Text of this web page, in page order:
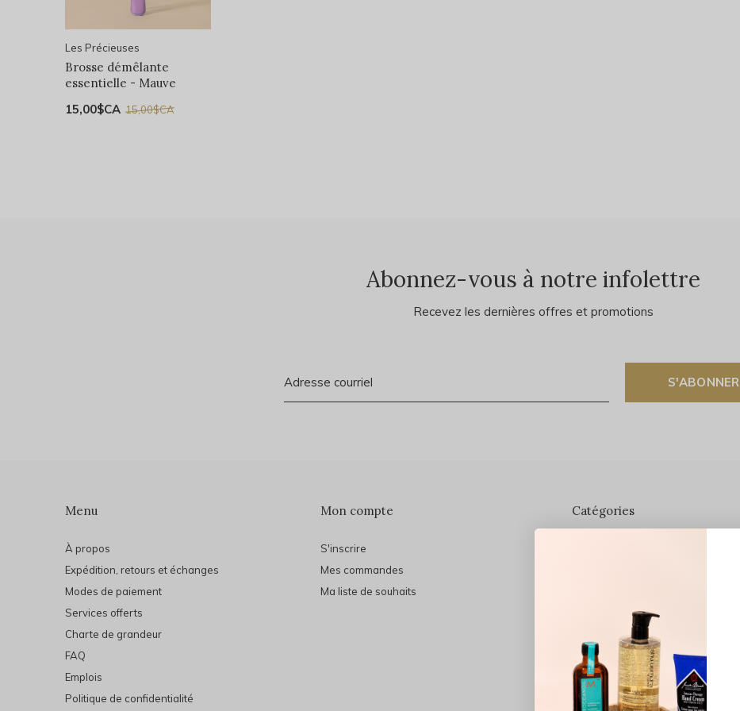
Les Précieuses
Brosse démêlante
essentielle - Mauve
15,00$CA 15,00$CA
Abonnez-vous à notre infolettre
Recevez les dernières offres et promotions
S'ABONNER
Menu
À propos
Expédition, retours et échanges
Modes de paiement
Services offerts
Charte de grandeur
FAQ
Emplois
Politique de confidentialité
Mon compte
S'inscrire
Mes commandes
Ma liste de souhaits
Catégories
Soins du visage
Maquillage
Bain et Corps
Bijoux